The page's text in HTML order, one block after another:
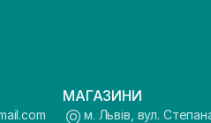
МАГАЗИНИ
м. Львів, вул.